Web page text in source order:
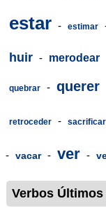
estar - estimar
huir - merodear
quebrar - querer
retroceder - sacrificar
- vacar - ver -
Verbos